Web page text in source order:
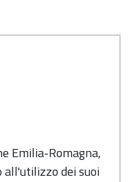
Emilia-Romagna,
dei suoi